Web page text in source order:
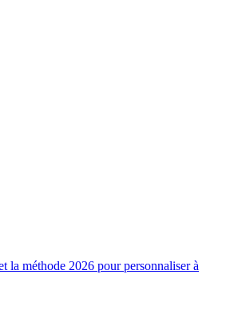
la méthode 2026 pour personnaliser à